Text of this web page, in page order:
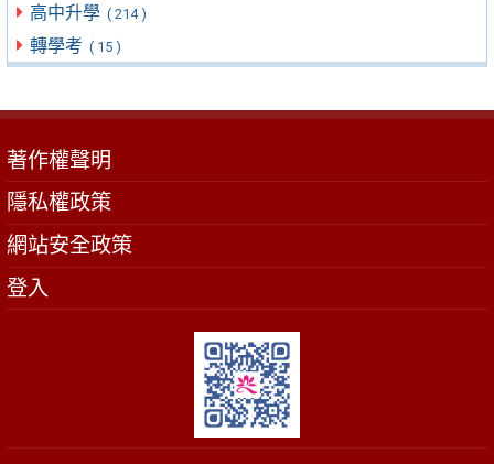
高中升學 ( 214 )
轉學考 ( 15 )
著作權聲明
隱私權政策
網站安全政策
登入